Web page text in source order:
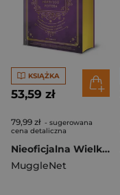
KSIĄŻKA
53,59 zł
79,99 zł - sugerowana
cena detaliczna
Nieoficjalna Wielka Księga Zaklęć Harry'ego Pottera. Kompletny przewodnik po zaklęciach dla czarodziejów i czarownic [wyd. 2026, barwione brzegi]
MuggleNet